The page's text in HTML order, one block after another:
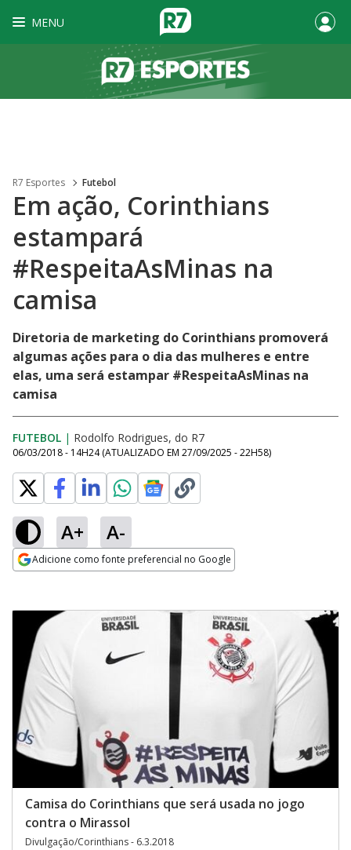
MENU
R7 Esportes Futebol
Em ação, Corinthians
estampará
#RespeitaAsMinas na
camisa
Diretoria de marketing do Corinthians promoverá
algumas ações para o dia das mulheres e entre
elas, uma será estampar #RespeitaAsMinas na
camisa
FUTEBOL | Rodolfo Rodrigues, do R7
06/03/2018 - 14H24 (ATUALIZADO EM 27/09/2025 - 22H58)
A+ A-
Adicione como fonte preferencial no Google
Camisa do Corinthians que será usada no jogo
contra o Mirassol
Divulgação/Corinthians - 6.3.2018